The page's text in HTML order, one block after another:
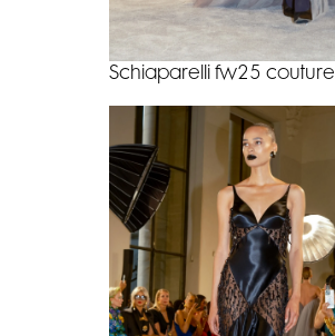
Schiaparelli fw25 couture